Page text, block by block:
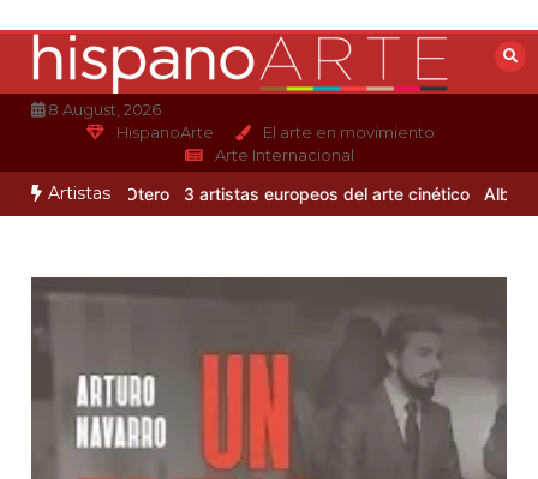
contenido
8 August, 2026
HispanoArte
El arte en movimiento
Arte Internacional
Artistas
Alejandro Otero 3 artistas europeos del arte cinético Albert